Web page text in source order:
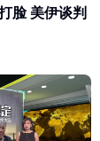
脸 美伊谈判